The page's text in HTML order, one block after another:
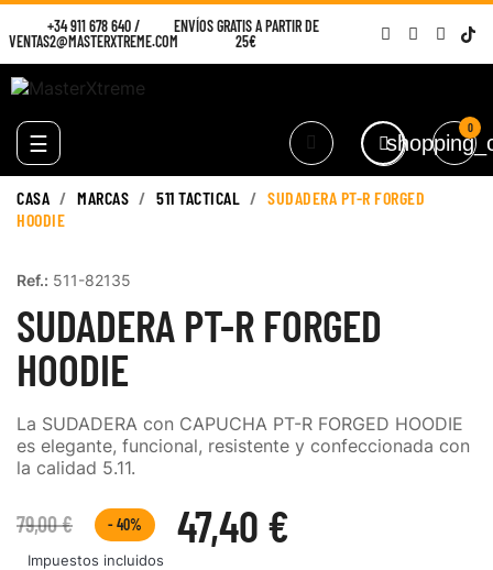
+34 911 678 640/
VENTAS2@MASTERXTREME.COM
ENVÍOS GRATIS A PARTIR DE
25€
Navegación
de
☰
0
CASA MARCAS 511 TACTICAL
SUDADERA PT-R FORGED
HOODIE
Ref.: 511-82135
SUDADERA PT-R FORGED
HOODIE
La SUDADERA con CAPUCHA PT-R FORGED HOODIE
es elegante, funcional, resistente y confeccionada con
la calidad 5.11.
79,00 € 47,40 €
- 40%
Impuestos incluidos